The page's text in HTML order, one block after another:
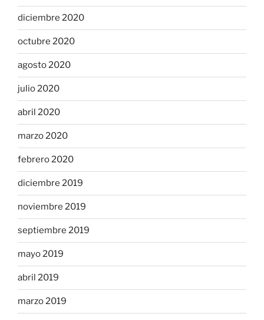
diciembre 2020
octubre 2020
agosto 2020
julio 2020
abril 2020
marzo 2020
febrero 2020
diciembre 2019
noviembre 2019
septiembre 2019
mayo 2019
abril 2019
marzo 2019